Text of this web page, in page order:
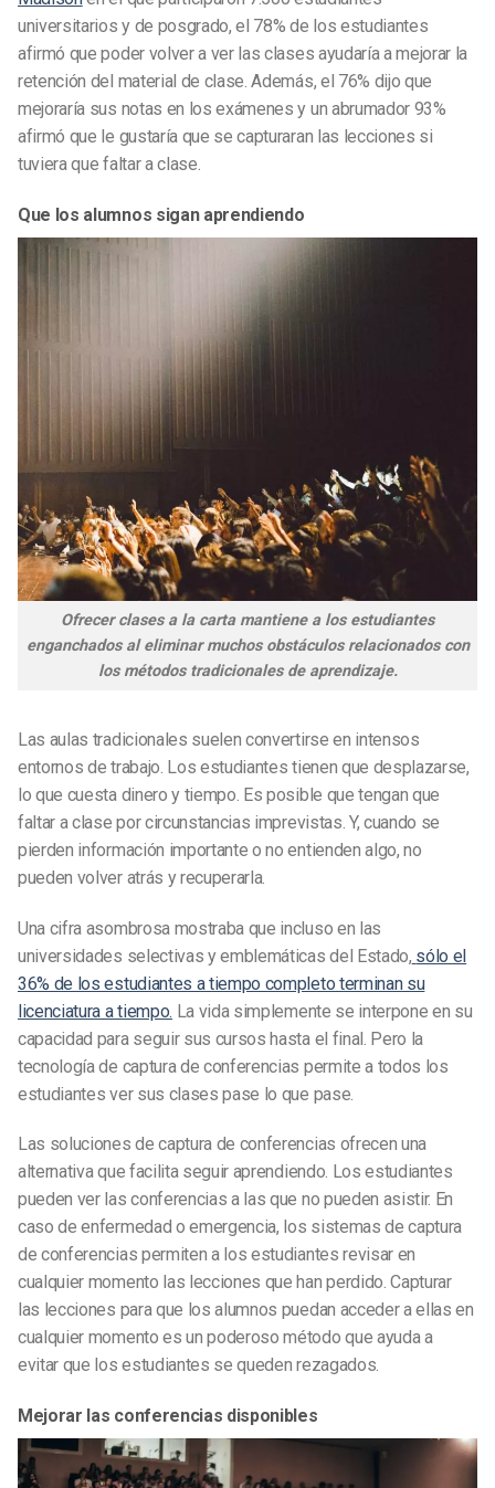
universitarios y de posgrado, el 78% de los estudiantes
afirmó que poder volver a ver las clases ayudaría a mejorar la
retención del material de clase. Además, el 76% dijo que
mejoraría sus notas en los exámenes y un abrumador 93%
afirmó que le gustaría que se capturaran las lecciones si
tuviera que faltar a clase.
Que los alumnos sigan aprendiendo
Ofrecer clases a la carta mantiene a los estudiantes
enganchados al eliminar muchos obstáculos relacionados con
los métodos tradicionales de aprendizaje.
Las aulas tradicionales suelen convertirse en intensos
entornos de trabajo. Los estudiantes tienen que desplazarse,
lo que cuesta dinero y tiempo. Es posible que tengan que
faltar a clase por circunstancias imprevistas. Y, cuando se
pierden información importante o no entienden algo, no
pueden volver atrás y recuperarla.
Una cifra asombrosa mostraba que incluso en las
universidades selectivas y emblemáticas del Estado, sólo el
36% de los estudiantes a tiempo completo terminan su
licenciatura a tiempo. La vida simplemente se interpone en su
capacidad para seguir sus cursos hasta el final. Pero la
tecnología de captura de conferencias permite a todos los
estudiantes ver sus clases pase lo que pase.
Las soluciones de captura de conferencias ofrecen una
alternativa que facilita seguir aprendiendo. Los estudiantes
pueden ver las conferencias a las que no pueden asistir. En
caso de enfermedad o emergencia, los sistemas de captura
de conferencias permiten a los estudiantes revisar en
cualquier momento las lecciones que han perdido. Capturar
las lecciones para que los alumnos puedan acceder a ellas en
cualquier momento es un poderoso método que ayuda a
evitar que los estudiantes se queden rezagados.
Mejorar las conferencias disponibles